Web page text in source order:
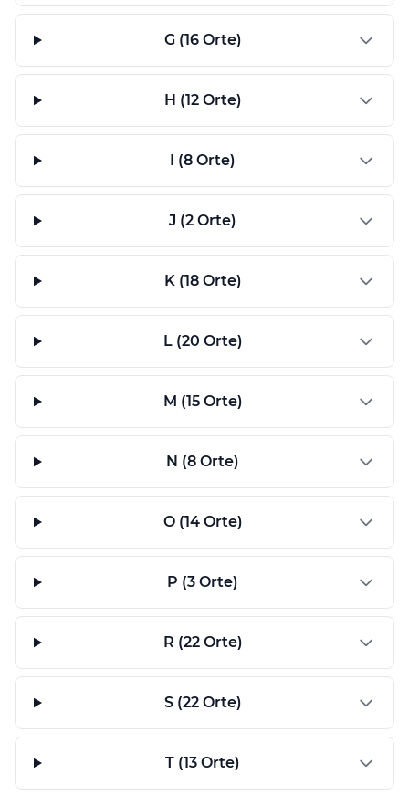
G (16 Orte)
H (12 Orte)
I (8 Orte)
J (2 Orte)
K (18 Orte)
L (20 Orte)
M (15 Orte)
N (8 Orte)
O (14 Orte)
P (3 Orte)
R (22 Orte)
S (22 Orte)
T (13 Orte)